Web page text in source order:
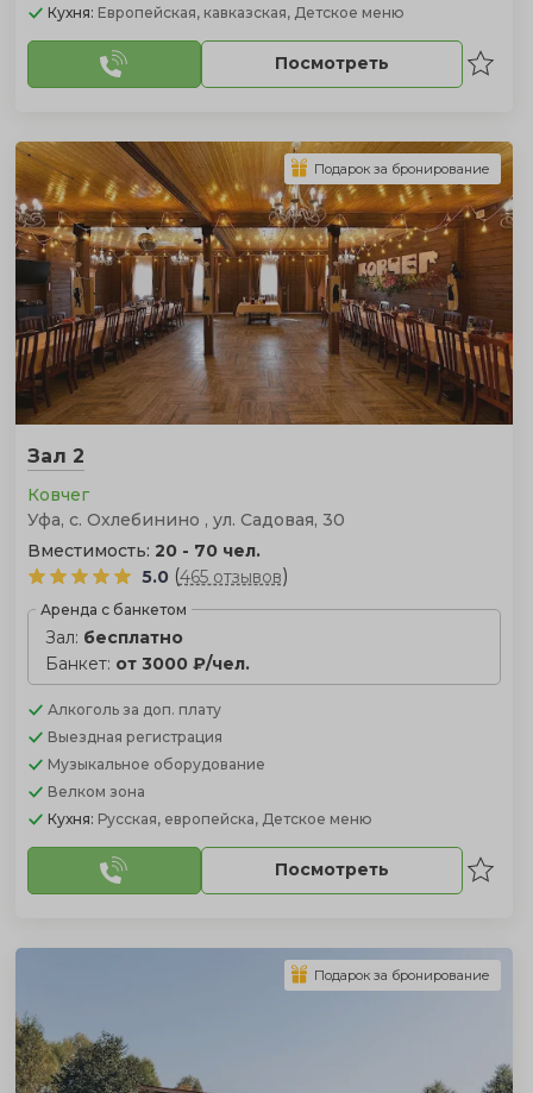
Кухня: Европейская, кавказская, Детское меню
Посмотреть
Зал 2
Ковчег
Уфа, с. Охлебинино , ул. Садовая, 30
Вместимость: 20 - 70 чел.
5.0 (465 отзывов)
Аренда с банкетом
Зал: бесплатно
Банкет: от 3000 ₽/чел.
Алкоголь за доп. плату
Выездная регистрация
Музыкальное оборудование
Велком зона
Кухня: Русская, европейска, Детское меню
Посмотреть
Подарок за бронирование
Подарок за бронирование